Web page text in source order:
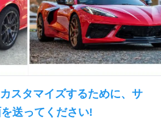
スタマイズするために、サ
送ってください!